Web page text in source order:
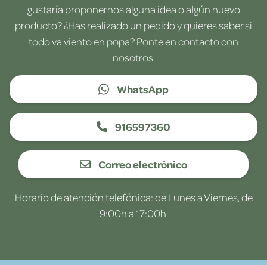
gustaría proponernos alguna idea o algún nuevo
producto? ¿Has realizado un pedido y quieres saber si
todo va viento en popa? Ponte en contacto con
nosotros.
WhatsApp
916597360
Correo electrónico
Horario de atención telefónica: de Lunes a Viernes, de
9:00h a 17:00h.